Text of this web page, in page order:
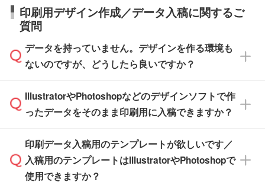
タッフまでお問い合わせください。
ル」に注文予定日をご入力いただくと、おおよ
その締切日や出荷目安をご確認いただけます。
品が決まりましたらお早めのご発注をお願いい
たします。
※土日祝日を除く営業日換算です。
※沖縄・離島は追加日数がかかります。
す。>>対象商品はこちら
※最短出荷日は商品によって異なります。各商
品ページにてご確認ください
す。(白箱、化粧箱、ブリスターパックなど)
【袋入り】 商品がひとつずつ袋に入っていま
す。(透明袋、デザイン袋など)
【個包装なし】 個包装がされていない状態で
※化粧箱から白箱への入れ替えや、オリジナル
箱の作成は原則承っておりません。
直接納品は行っておりませんので予めご了承く
ださい。
印刷用デザイン作成／データ入稿に関するご
質問
データを持っていません。デザインを作る環境も
ないのですが、どうしたら良いですか？
無料の「デザインシミュレーター」を使えば、
PCやスマホから簡単にデザインを作成できま
ザインソフトがなくても安心です。
また、「データ作成サービス
IllustratorやPhotoshopなどのデザインソフトで作
ったデータをそのまま印刷用に入稿できますか？
IllustratorやPhotoshop、CLIP STUDIOなどのデ
ザインソフトでこだわりのデザインを作成した
い方は、完全データ入稿
印刷データ入稿用のテンプレートが欲しいです／
入稿用のテンプレートはIllustratorやPhotoshopで
使用できますか？